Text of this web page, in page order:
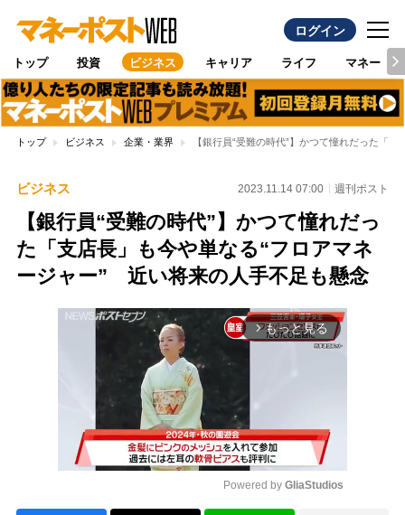
ログイン
トップ 投資 ビジネス キャリア ライフ マネー
トップ ビジネス 企業・業界 【銀行員“受難の時代”】かつて憧れだった「
ビジネス 2023.11.14 07:00 週刊ポスト
【銀行員“受難の時代”】かつて憧れだっ
た「支店長」も今や単なる“フロアマネ
ージャー” 近い将来の人手不足も懸念
arrow_forward_ios もっと見る
Powered by GliaStudios